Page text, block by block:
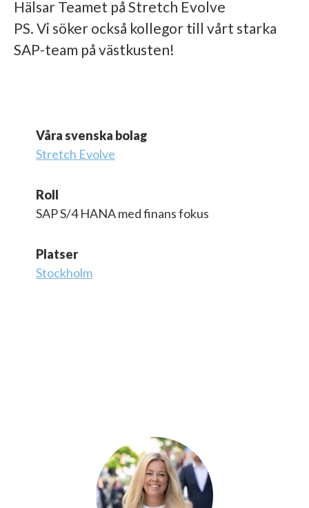
Hälsar Teamet på Stretch Evolve
PS. Vi söker också kollegor till vårt starka
SAP-team på västkusten!
Våra svenska bolag
Stretch Evolve
Roll
SAP S/4 HANA med finans fokus
Platser
Stockholm